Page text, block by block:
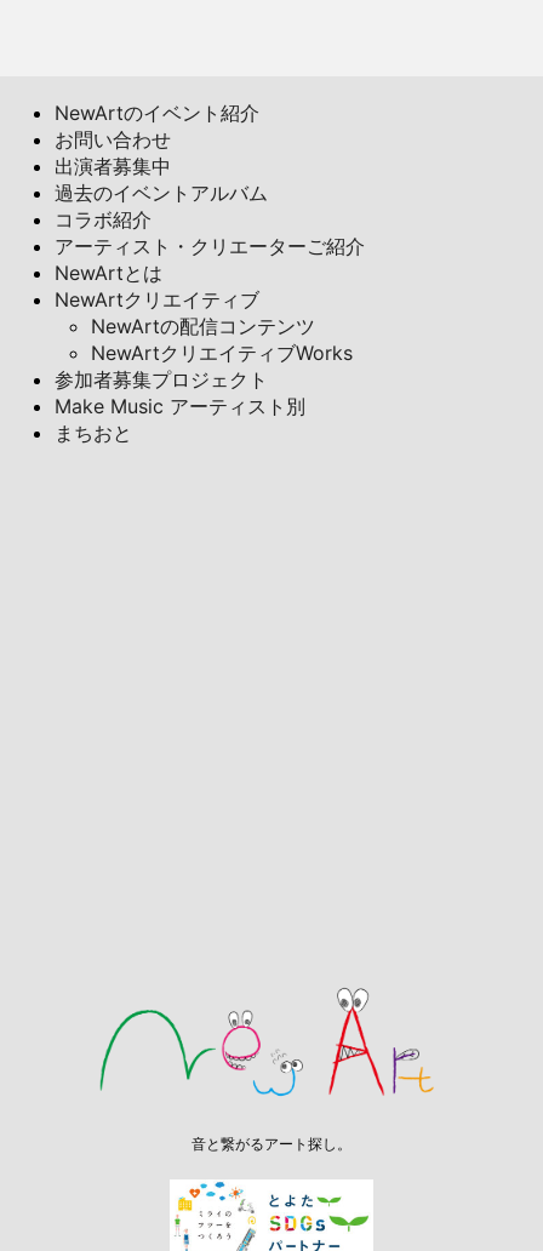
NewArtのイベント紹介
お問い合わせ
出演者募集中
過去のイベントアルバム
コラボ紹介
アーティスト・クリエーターご紹介
NewArtとは
NewArtクリエイティブ
NewArtの配信コンテンツ
NewArtクリエイティブWorks
参加者募集プロジェクト
Make Music アーティスト別
まちおと
音と繋がるアート探し。